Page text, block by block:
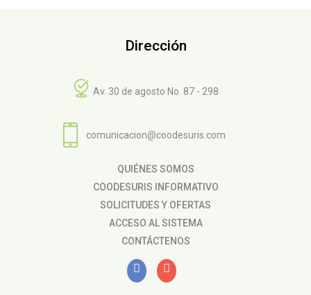
Dirección
Av. 30 de agosto No. 87 - 298
comunicacion@coodesuris.com
QUIÉNES SOMOS
COODESURIS INFORMATIVO
SOLICITUDES Y OFERTAS
ACCESO AL SISTEMA
CONTÁCTENOS